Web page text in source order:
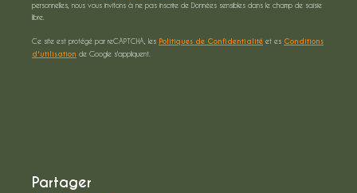
personnelles, nous vous invitons à ne pas inscrire de Données sensibles dans le champ de saisie
libre.
Ce site est protégé par reCAPTCHA, les Politiques de Confidentialité et es Conditions
d'utilisation de Google s'appliquent.
partager